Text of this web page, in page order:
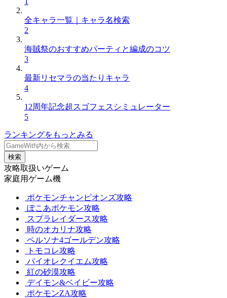
全キャラ一覧｜キャラ名検索
2
海賊祭のおすすめパーティと編成のコツ
3
最新リセマラの当たりキャラ
4
12周年記念超スゴフェスシミュレーター
5
ランキングをもっとみる
検索
攻略取扱いゲーム
家庭用ゲーム機
ポケモンチャンピオンズ攻略
ぽこあポケモン攻略
スプラレイダース攻略
時のオカリナ攻略
ペルソナ4ゴールデン攻略
トモコレ攻略
バイオレクイエム攻略
紅の砂漠攻略
デイモン&ベイビー攻略
ポケモンZA攻略